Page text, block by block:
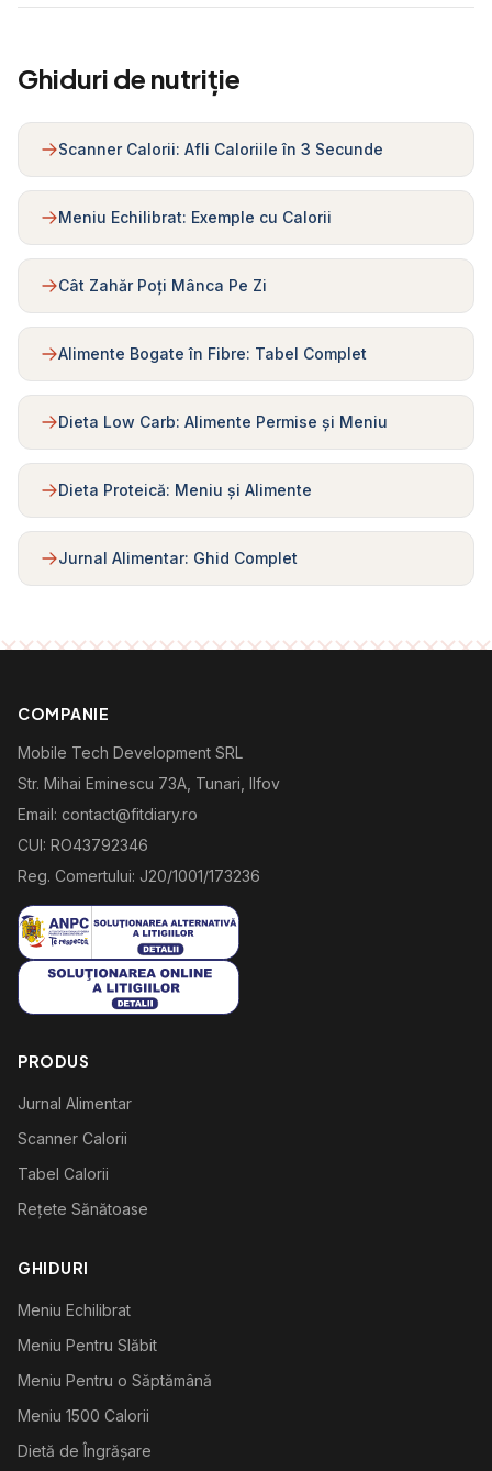
Ghiduri de nutriție
Scanner Calorii: Afli Caloriile în 3 Secunde
Meniu Echilibrat: Exemple cu Calorii
Cât Zahăr Poți Mânca Pe Zi
Alimente Bogate în Fibre: Tabel Complet
Dieta Low Carb: Alimente Permise și Meniu
Dieta Proteică: Meniu și Alimente
Jurnal Alimentar: Ghid Complet
COMPANIE
Mobile Tech Development SRL
Str. Mihai Eminescu 73A, Tunari, Ilfov
Email: contact@fitdiary.ro
CUI: RO43792346
Reg. Comertului: J20/1001/173236
PRODUS
Jurnal Alimentar
Scanner Calorii
Tabel Calorii
Rețete Sănătoase
GHIDURI
Meniu Echilibrat
Meniu Pentru Slăbit
Meniu Pentru o Săptămână
Meniu 1500 Calorii
Dietă de Îngrășare